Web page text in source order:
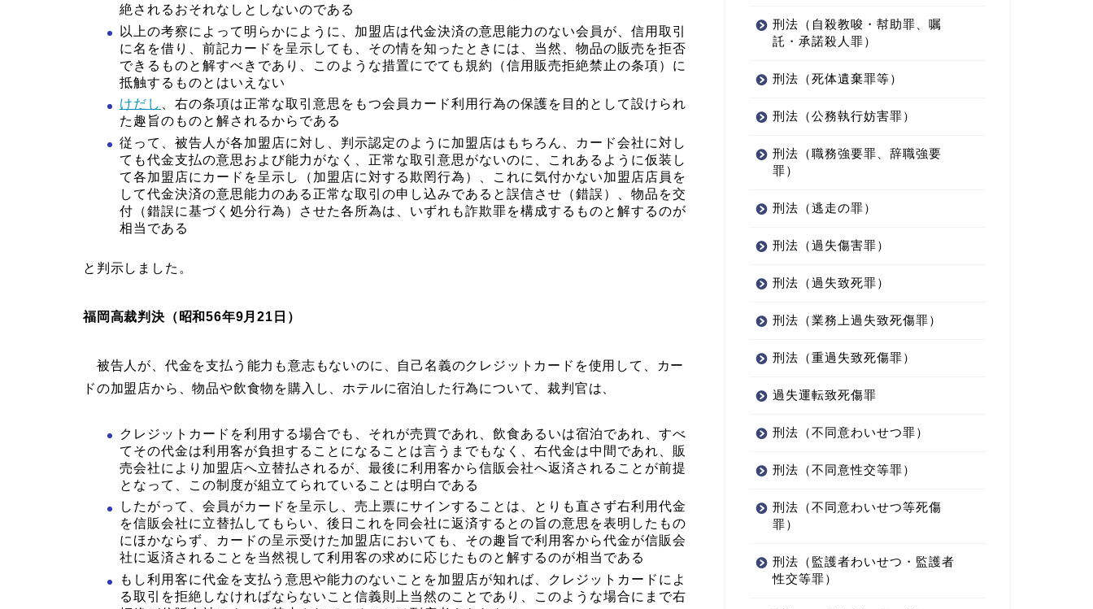
絶されるおそれなしとしないのである
以上の考察によって明らかにように、加盟店は代金決済の意思能力のない会員が、信用取引
に名を借り、前記カードを呈示しても、その情を知ったときには、当然、物品の販売を拒否
できるものと解すべきであり、このような措置にでても規約（信用販売拒絶禁止の条項）に
抵触するものとはいえない
けだし
、右の条項は正常な取引意思をもつ会員カード利用行為の保護を目的として設けられ
た趣旨のものと解されるからである
従って、被告人が各加盟店に対し、判示認定のように加盟店はもちろん、カード会社に対し
ても代金支払の意思および能力がなく、正常な取引意思がないのに、これあるように仮装し
て各加盟店にカードを呈示し（加盟店に対する欺罔行為）、これに気付かない加盟店店員を
して代金決済の意思能力のある正常な取引の申し込みであると誤信させ（錯誤）、物品を交
付（錯誤に基づく処分行為）させた各所為は、いずれも詐欺罪を構成するものと解するのが
相当である
と判示しました。
福岡高裁判決（昭和56年9月21日）
被告人が、代金を支払う能力も意志もないのに、自己名義のクレジットカードを使用して、カー
ドの加盟店から、物品や飲食物を購入し、ホテルに宿泊した行為について、裁判官は、
クレジットカードを利用する場合でも、それが売買であれ、飲食あるいは宿泊であれ、すべ
てその代金は利用客が負担することになることは言うまでもなく、右代金は中間であれ、販
売会社により加盟店へ立替払されるが、最後に利用客から信販会社へ返済されることが前提
となって、この制度が組立てられていることは明白である
したがって、会員がカードを呈示し、売上票にサインすることは、とりも直さず右利用代金
を信販会社に立替払してもらい、後日これを同会社に返済するとの旨の意思を表明したもの
にほかならず、カードの呈示受けた加盟店においても、その趣旨で利用客から代金が信販会
社に返済されることを当然視して利用客の求めに応じたものと解するのが相当である
もし利用客に代金を支払う意思や能力のないことを加盟店が知れば、クレジットカードによ
る取引を拒絶しなければならないこと信義則上当然のことであり、このような場合にまで右
刑法（自殺教唆・幇助罪、嘱
託・承諾殺人罪）
刑法（死体遺棄罪等）
刑法（公務執行妨害罪）
刑法（職務強要罪、辞職強要
罪）
刑法（逃走の罪）
刑法（過失傷害罪）
刑法（過失致死罪）
刑法（業務上過失致死傷罪）
刑法（重過失致死傷罪）
過失運転致死傷罪
刑法（不同意わいせつ罪）
刑法（不同意性交等罪）
刑法（不同意わいせつ等死傷
罪）
刑法（監護者わいせつ・監護者
性交等罪）